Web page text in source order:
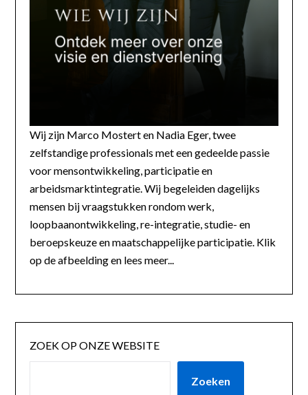
Wij zijn Marco Mostert en Nadia Eger, twee
zelfstandige professionals met een gedeelde passie
voor mensontwikkeling, participatie en
arbeidsmarktintegratie. Wij begeleiden dagelijks
mensen bij vraagstukken rondom werk,
loopbaanontwikkeling, re-integratie, studie- en
beroepskeuze en maatschappelijke participatie. Klik
op de afbeelding en lees meer...
ZOEK OP ONZE WEBSITE
Zoeken